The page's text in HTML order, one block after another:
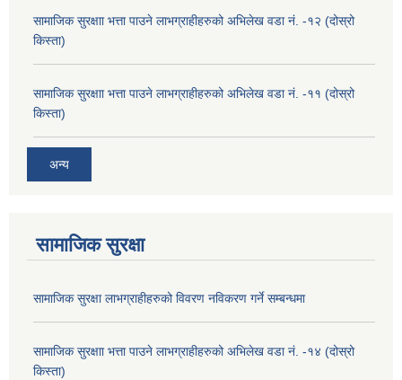
सामाजिक सुरक्षाा भत्ता पाउने लाभग्राहीहरुको अभिलेख वडा नं. -१२ (दोस्रो
किस्ता)
सामाजिक सुरक्षाा भत्ता पाउने लाभग्राहीहरुको अभिलेख वडा नं. -११ (दोस्रो
किस्ता)
अन्य
सामाजिक सुरक्षा
सामाजिक सुरक्षा लाभग्राहीहरुको विवरण नविकरण गर्ने सम्बन्धमा
सामाजिक सुरक्षाा भत्ता पाउने लाभग्राहीहरुको अभिलेख वडा नं. -१४ (दोस्रो
किस्ता)